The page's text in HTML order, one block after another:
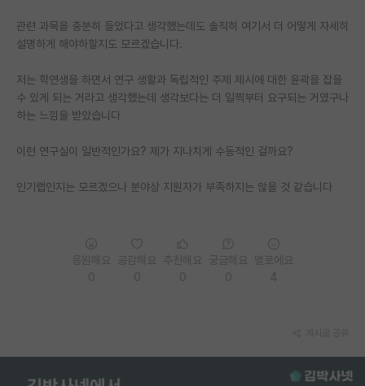
특수/전문대학원 게시판
장학금/장학생 게시판
학술 정보 게시판
홍보 게시판
커리어
관련 과목을 충분히 들었다고 생각했는데도 솔직히 여기서 더 어떻게 자세히
설명하게 해야하할지도 모르겠습니다.
저는 학연생을 하면서 연구 생활과 독립적인 주제 제시에 대한 윤곽을 잡을
수 있게 되는 거라고 생각했는데 생각보다는 더 일찍부터 요구되는 거였구나
하는 느낌을 받았습니다
이런 연구실이 일반적인가요? 제가 지나치게 수동적인 걸까요?
인기랩인지는 모르겠으나 분야상 지원자가 부족하지는 않을 것 같습니다